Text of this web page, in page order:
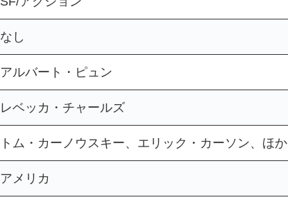
なし
アルバート・ピュン
レベッカ・チャールズ
トム・カーノウスキー、エリック・カーソン、ほか
アメリカ